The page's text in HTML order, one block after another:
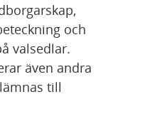
och
valsedlar.
även andra
till